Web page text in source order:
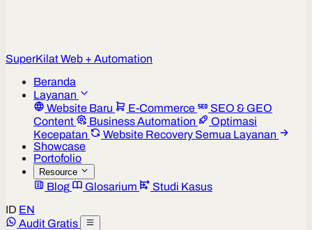
SuperKilatWeb + Automation
Beranda
Layanan
Website Baru
E-Commerce
SEO & GEO
Content
Business Automation
Optimasi
Kecepatan
Website Recovery Semua Layanan
Showcase
Portofolio
Resource
Blog Glosarium
Studi Kasus
ID EN
Audit Gratis